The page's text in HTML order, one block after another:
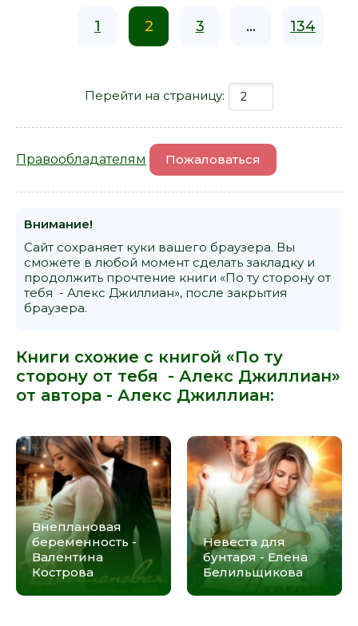
1 2 3 ... 134
Перейти на страницу:
Правообладателям Пожаловаться
Внимание!
Сайт сохраняет куки вашего браузера. Вы
сможете в любой момент сделать закладку и
продолжить прочтение книги «По ту сторону от
тебя - Алекс Джиллиан», после закрытия
браузера.
Книги схожие с книгой «По ту
сторону от тебя - Алекс Джиллиан»
от автора - Алекс Джиллиан:
Внеплановая
беременность -
Валентина
Кострова
Невеста для
бунтаря - Елена
Белильщикова